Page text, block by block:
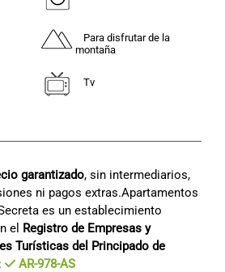
Para disfrutar de la
montaña
Tv
garantizado, sin intermediarios,
ni pagos extras.Apartamentos
es un establecimiento
el Registro de Empresas y
Turísticas del Principado de
AR-978-AS